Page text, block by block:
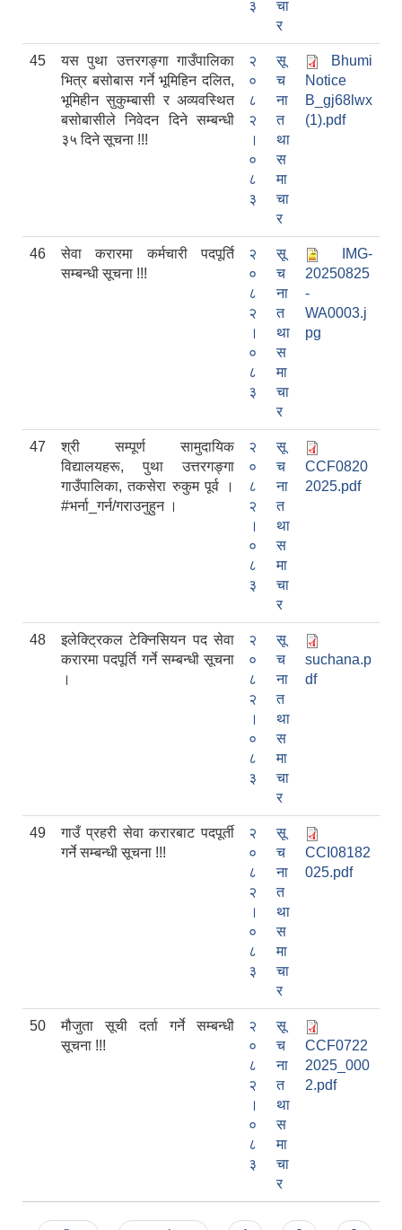
३
चा
र
45
यस पुथा उत्तरगङ्गा गाउँपालिका
भित्र बसोबास गर्ने भूमिहिन दलित,
भूमिहीन सुकुम्बासी र अव्यवस्थित
बसोबासीले निवेदन दिने सम्बन्धी
३५ दिने सूचना !!!
२
०
८
२
।
०
८
३
सू
च
ना
त
था
स
मा
चा
र
Bhumi
Notice
B_gj68lwx
(1).pdf
46
सेवा करारमा कर्मचारी पदपूर्ति
सम्बन्धी सूचना !!!
२
०
८
२
।
०
८
३
सू
च
ना
त
था
स
मा
चा
र
IMG-
20250825
-
WA0003.j
pg
47
श्री सम्पूर्ण सामुदायिक
विद्यालयहरू, पुथा उत्तरगङ्गा
गाउँपालिका, तकसेरा रुकुम पूर्व ।
#भर्ना_गर्न/गराउनुहुन ।
२
०
८
२
।
०
८
३
सू
च
ना
त
था
स
मा
चा
र
CCF0820
2025.pdf
48
इलेक्ट्रिकल टेक्निसियन पद सेवा
करारमा पदपूर्ति गर्ने सम्बन्धी सूचना
।
२
०
८
२
।
०
८
३
सू
च
ना
त
था
स
मा
चा
र
suchana.p
df
49
गाउँ प्रहरी सेवा करारबाट पदपूर्ती
गर्ने सम्बन्धी सूचना !!!
२
०
८
२
।
०
८
३
सू
च
ना
त
था
स
मा
चा
र
CCI08182
025.pdf
50
मौजुता सूची दर्ता गर्ने सम्बन्धी
सूचना !!!
२
०
८
२
।
०
८
३
सू
च
ना
त
था
स
मा
चा
र
CCF0722
2025_000
2.pdf